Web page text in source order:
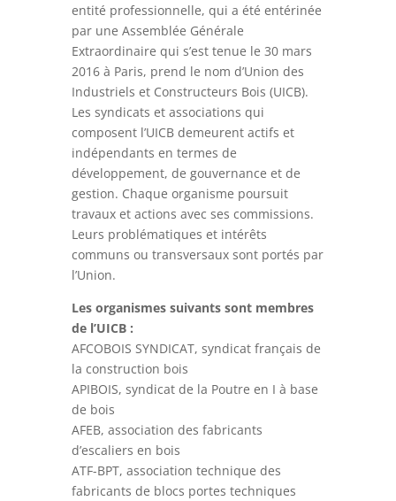
entité professionnelle, qui a été entérinée
par une Assemblée Générale
Extraordinaire qui s’est tenue le 30 mars
2016 à Paris, prend le nom d’Union des
Industriels et Constructeurs Bois (UICB).
Les syndicats et associations qui
composent l’UICB demeurent actifs et
indépendants en termes de
développement, de gouvernance et de
gestion. Chaque organisme poursuit
travaux et actions avec ses commissions.
Leurs problématiques et intérêts
communs ou transversaux sont portés par
l’Union.
Les organismes suivants sont membres
de l’UICB :
AFCOBOIS SYNDICAT, syndicat français de
la construction bois
APIBOIS, syndicat de la Poutre en I à base
de bois
AFEB, association des fabricants
d’escaliers en bois
ATF-BPT, association technique des
fabricants de blocs portes techniques